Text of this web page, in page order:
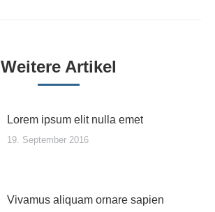
Weitere Artikel
Lorem ipsum elit nulla emet
19. September 2016
Vivamus aliquam ornare sapien